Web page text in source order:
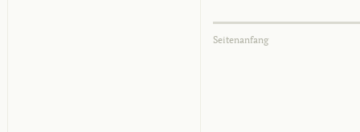
Seitenanfang